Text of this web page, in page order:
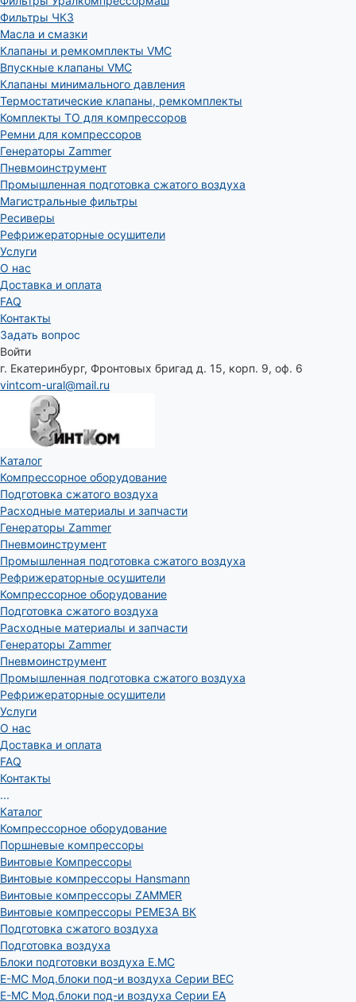
Фильтры ЧКЗ
Масла и смазки
Клапаны и ремкомплекты VMC
Впускные клапаны VMC
Клапаны минимального давления
Термостатические клапаны, ремкомплекты
Комплекты ТО для компрессоров
Ремни для компрессоров
Генераторы Zammer
Пневмоинструмент
Промышленная подготовка сжатого воздуха
Магистральные фильтры
Ресиверы
Рефрижераторные осушители
Услуги
О нас
Доставка и оплата
FAQ
Контакты
Задать вопрос
Войти
г. Екатеринбург, Фронтовых бригад д. 15, корп. 9, оф. 6
vintcom-ural@mail.ru
Каталог
Компрессорное оборудование
Подготовка сжатого воздуха
Расходные материалы и запчасти
Генераторы Zammer
Пневмоинструмент
Промышленная подготовка сжатого воздуха
Рефрижераторные осушители
Компрессорное оборудование
Подготовка сжатого воздуха
Расходные материалы и запчасти
Генераторы Zammer
Пневмоинструмент
Промышленная подготовка сжатого воздуха
Рефрижераторные осушители
Услуги
О нас
Доставка и оплата
FAQ
Контакты
...
Каталог
Компрессорное оборудование
Поршневые компрессоры
Винтовые Компрессоры
Винтовые компрессоры Hansmann
Винтовые компрессоры ZAMMER
Винтовые компрессоры РЕМЕЗА ВК
Подготовка сжатого воздуха
Подготовка воздуха
Блоки подготовки воздуха E.MC
E-MC Мод.блоки под-и воздуха Серии BEC
E-MC Мод.блоки под-и воздуха Серии EA